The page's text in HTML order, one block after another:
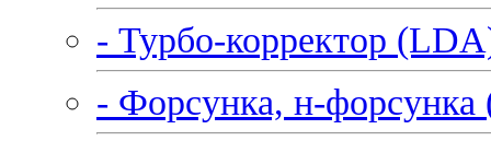
- Турбо-корректор
- Форсунка, н-форсунка